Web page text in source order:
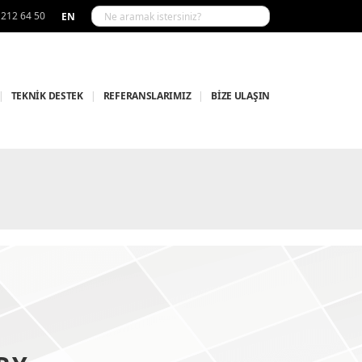
EN
64 50
TEKNİK DESTEK | REFERANSLARIMIZ | BİZE ULAŞIN